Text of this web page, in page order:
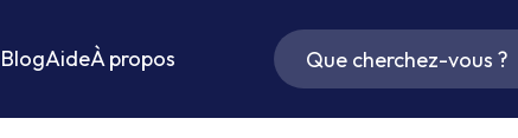
BlogAideÀ propos